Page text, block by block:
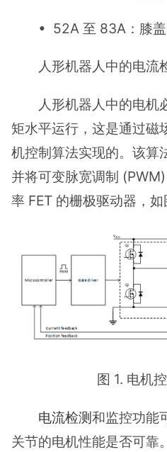
• 52A 至 83A：膝
人形机器人中的电流
人形机器人中的电机
矩水平运行，这是通过磁
机控制算法实现的。该算
并将可变脉宽调制
率 FET 的栅极驱动器，如
图 1. 电机
电流检测和监控功能
关节的电机性能是否可靠